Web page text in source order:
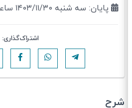
پایان: سه شنبه ۱۴۰۳/۱۱/۳۰ ساعت ۱۴:۰۰
اشتراک‌گذاری:
شرح